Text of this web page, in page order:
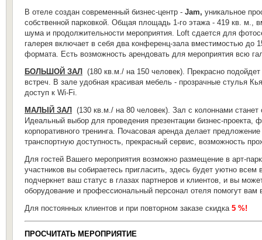
В отеле создан современный бизнес-центр - Jam, уникальное
собственной парковкой. Общая площадь 1-го этажа - 419 кв. м.,
шума и продолжительности мероприятия. Loft сдается для
галерея включает в себя два конференц-зала вместимостью до
формата. Есть возможность арендовать для мероприятия всю
БОЛЬШОЙ ЗАЛ
(180 кв.м./ на 150 человек). Прекрасно
встреч. В зале удобная красивая мебель - прозрачные стулья
доступ к Wi-Fi.
МАЛЫЙ ЗАЛ
(130 кв.м./ на 80 человек). Зал с колоннами
Идеальный выбор для проведения презентации бизнес-проекта,
корпоративного тренинга. Почасовая аренда делает
транспортную доступность, прекрасный сервис, возможность
Для гостей Вашего мероприятия возможно размещение в арт-
участников вы собираетесь пригласить, здесь будет уютно
подчеркнет ваш статус в глазах партнеров и клиентов, и вы
оборудование и профессиональный персонал отеля помогут вам
Для постоянных клиентов и при повторном заказе скидка 5 %!
ПРОСЧИТАТЬ МЕРОПРИЯТИЕ